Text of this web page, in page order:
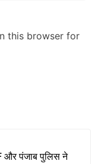
this browser for
और पंजाब पुलिस ने